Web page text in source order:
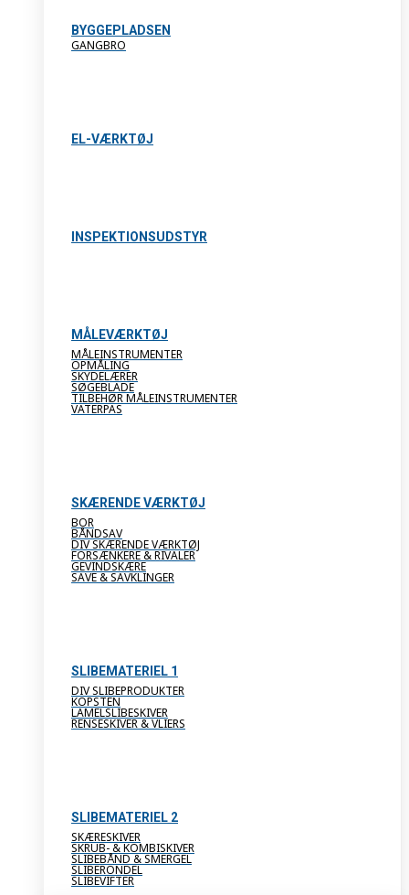
BYGGEPLADSEN
GANGBRO
EL-VÆRKTØJ
INSPEKTIONSUDSTYR
MÅLEVÆRKTØJ
MÅLEINSTRUMENTER
OPMÅLING
SKYDELÆRER
SØGEBLADE
TILBEHØR MÅLEINSTRUMENTER
VATERPAS
SKÆRENDE VÆRKTØJ
BOR
BÅNDSAV
DIV SKÆRENDE VÆRKTØJ
FORSÆNKERE & RIVALER
GEVINDSKÆRE
SAVE & SAVKLINGER
SLIBEMATERIEL 1
DIV SLIBEPRODUKTER
KOPSTEN
LAMELSLIBESKIVER
RENSESKIVER & VLIERS
SLIBEMATERIEL 2
SKÆRESKIVER
SKRUB- & KOMBISKIVER
SLIBEBÅND & SMERGEL
SLIBERONDEL
SLIBEVIFTER